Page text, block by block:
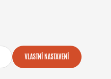
VLASTNÍ NASTAVENÍ